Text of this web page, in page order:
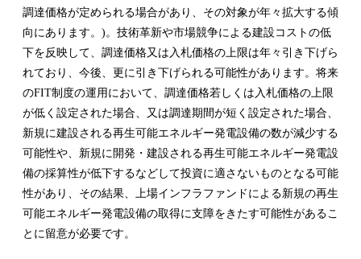
調達価格が定められる場合があり、その対象が年々拡大する傾
向にあります。)。技術革新や市場競争による建設コストの低
下を反映して、調達価格又は入札価格の上限は年々引き下げら
れており、今後、更に引き下げられる可能性があります。将来
のFIT制度の運用において、調達価格若しくは入札価格の上限
が低く設定された場合、又は調達期間が短く設定された場合、
新規に建設される再生可能エネルギー発電設備の数が減少する
可能性や、新規に開発・建設される再生可能エネルギー発電設
備の採算性が低下するなどして投資に適さないものとなる可能
性があり、その結果、上場インフラファンドによる新規の再生
可能エネルギー発電設備の取得に支障をきたす可能性があるこ
とに留意が必要です。